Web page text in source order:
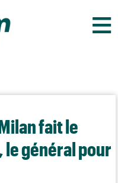
≡
fait le
le général pour